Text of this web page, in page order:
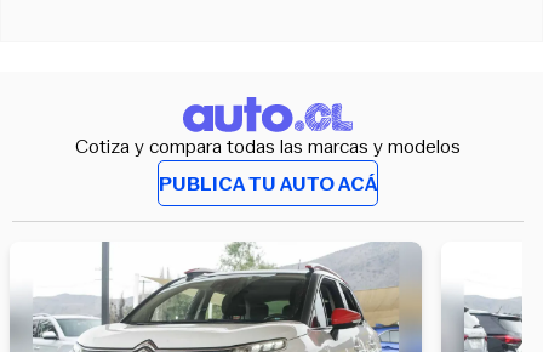
Cotiza y compara todas las marcas y modelos
PUBLICA TU AUTO ACÁ